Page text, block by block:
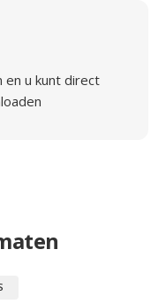
u kunt direct